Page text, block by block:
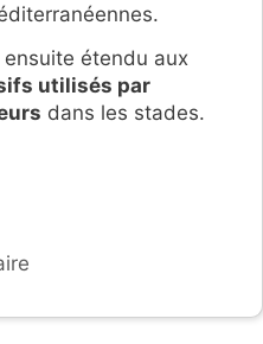
étendu aux
utilisés par
dans les stades.